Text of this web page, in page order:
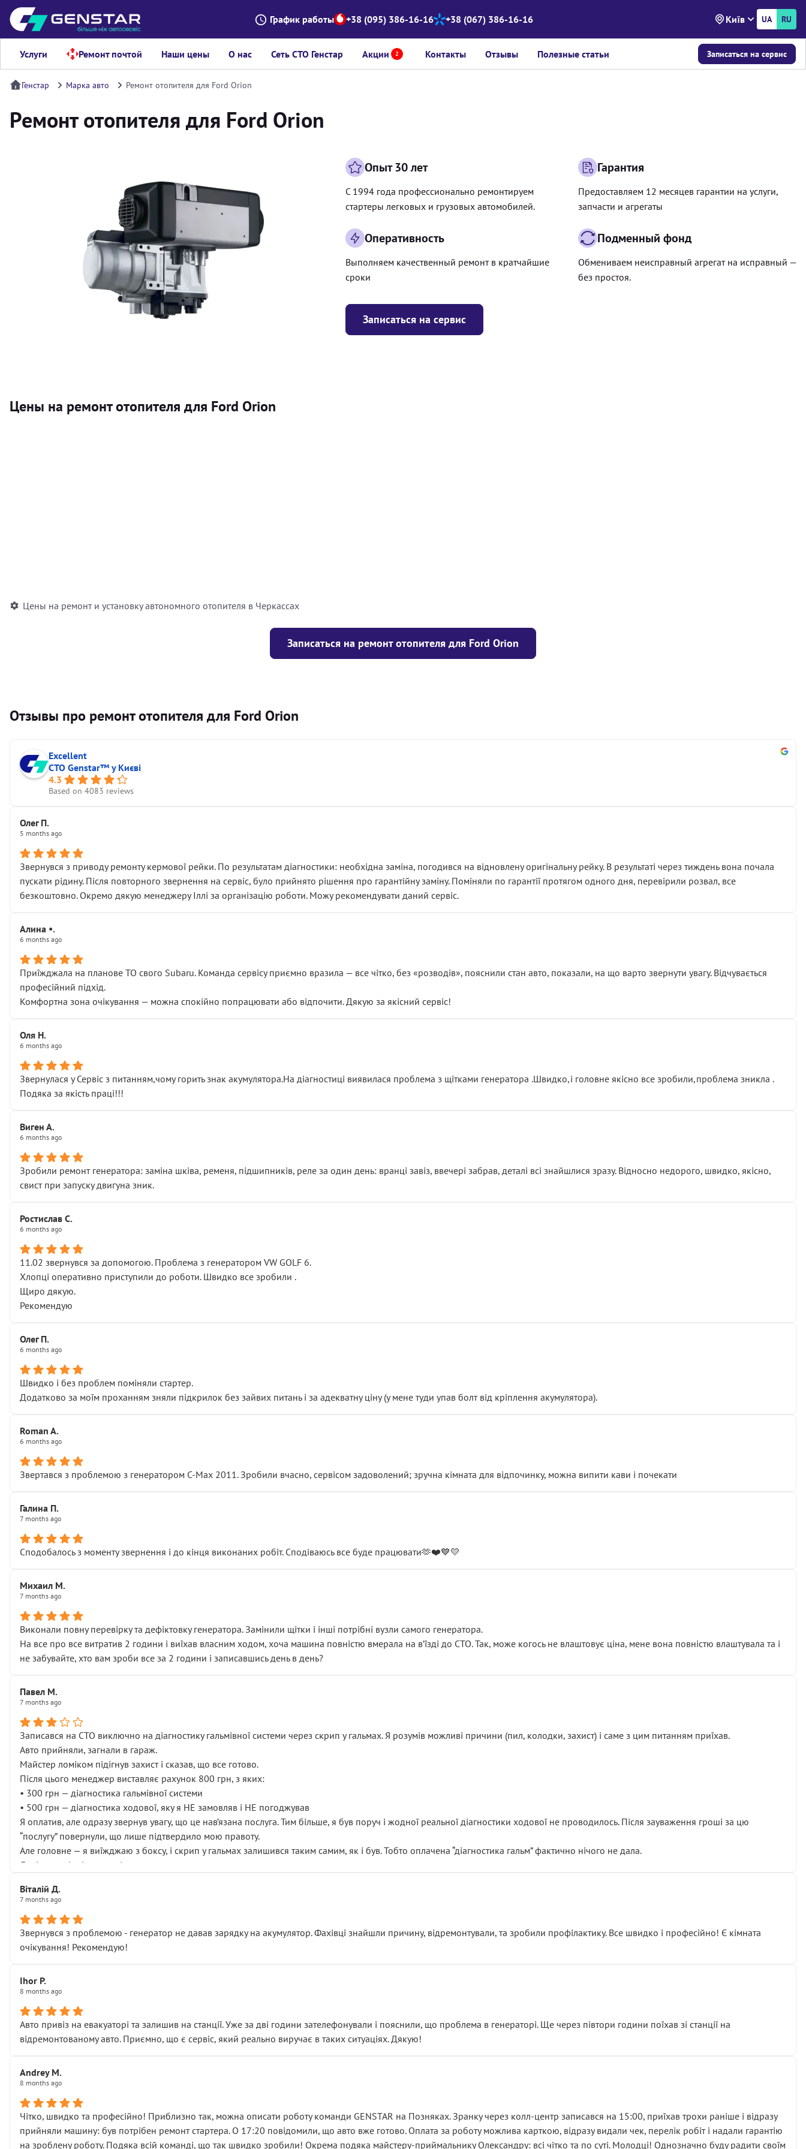
График работы +38 (095) 386-16-16 +38 (067) 386-16-16 Київ UA RU
Услуги Ремонт почтой Наши цены О нас Сеть СТО Генстар Акции 2 Контакты Отзывы Полезные статьи Записаться на сервис
Генстар Марка авто Ремонт отопителя для Ford Orion
Ремонт отопителя для Ford Orion
Записаться на сервис
Опыт 30 лет
С 1994 года профессионально ремонтируем
стартеры легковых и грузовых автомобилей.
Гарантия
Предоставляем 12 месяцев гарантии на услуги,
запчасти и агрегаты
Оперативность
Выполняем качественный ремонт в кратчайшие
сроки
Подменный фонд
Обмениваем неисправный агрегат на исправный —
без простоя.
Цены на ремонт отопителя для Ford Orion
Цены на ремонт и установку автономного отопителя в Черкассах
Записаться на ремонт отопителя для Ford Orion
Отзывы про ремонт отопителя для Ford Orion
Excellent
СТО Genstar™ у Києві
4.3
Based on 4083 reviews
Олег П.
5 months ago
Звернувся з приводу ремонту кермової рейки. По результатам діагностики: необхідна заміна, погодився на відновлену оригінальну рейку. В результаті через тиждень вона почала
пускати рідину. Після повторного звернення на сервіс, було прийнято рішення про гарантійну заміну. Поміняли по гарантії протягом одного дня, перевірили розвал, все
безкоштовно. Окремо дякую менеджеру Іллі за організацію роботи. Можу рекомендувати даний сервіс.
Алина •.
6 months ago
Приїжджала на планове ТО свого Subaru. Команда сервісу приємно вразила — все чітко, без «розводів», пояснили стан авто, показали, на що варто звернути увагу. Відчувається
професійний підхід.
Комфортна зона очікування — можна спокійно попрацювати або відпочити. Дякую за якісний сервіс!
Оля Н.
6 months ago
Звернулася у Сервіс з питанням,чому горить знак акумулятора.На діагностиці виявилася проблема з щітками генератора .Швидко,і головне якісно все зробили,проблема зникла .
Подяка за якість праці!!!
Виген А.
6 months ago
Зробили ремонт генератора: заміна шківа, ременя, підшипників, реле за один день: вранці завіз, ввечері забрав, деталі всі знайшлися зразу. Відносно недорого, швидко, якісно,
свист при запуску двигуна зник.
Ростислав С.
6 months ago
11.02 звернувся за допомогою. Проблема з генератором VW GOLF 6.
Хлопці оперативно приступили до роботи. Швидко все зробили .
Щиро дякую.
Рекомендую
Олег П.
6 months ago
Швидко і без проблем поміняли стартер.
Додатково за моїм проханням зняли підкрилок без зайвих питань і за адекватну ціну (у мене туди упав болт від кріплення акумулятора).
Roman A.
6 months ago
Звертався з проблемою з генератором C-Max 2011. Зробили вчасно, сервісом задоволений; зручна кімната для відпочинку, можна випити кави і почекати
Галина П.
7 months ago
Сподобалось з моменту звернення і до кінця виконаних робіт. Сподіваюсь все буде працювати🫶❤️💙💛
Михаил М.
7 months ago
Виконали повну перевірку та дефіктовку генератора. Замінили щітки і інші потрібні вузли самого генератора.
На все про все витратив 2 години і виїхав власним ходом, хоча машина повністю вмерала на вʼїзді до СТО. Так, може когось не влаштовує ціна, мене вона повністю влаштувала та і
не забувайте, хто вам зроби все за 2 години і записавшись день в день?
Павел М.
7 months ago
Записався на СТО виключно на діагностику гальмівної системи через скрип у гальмах. Я розумів можливі причини (пил, колодки, захист) і саме з цим питанням приїхав.
Авто прийняли, загнали в гараж.
Майстер ломіком підігнув захист і сказав, що все готово.
Після цього менеджер виставляє рахунок 800 грн, з яких:
• 300 грн — діагностика гальмівної системи
• 500 грн — діагностика ходової, яку я НЕ замовляв і НЕ погоджував
Я оплатив, але одразу звернув увагу, що це нав’язана послуга. Тим більше, я був поруч і жодної реальної діагностики ходової не проводилось. Після зауваження гроші за цю
“послугу” повернули, що лише підтвердило мою правоту.
Але головне — я виїжджаю з боксу, і скрип у гальмах залишився таким самим, як і був. Тобто оплачена “діагностика гальм” фактично нічого не дала.
Далі ситуація тільки погіршилась:
• що біля авто стояти вже не можна
( ну все зняли та доробили) дякую!
Окремий момент, який виглядає абсурдно:
мені заявили, що бачок гальмівної рідини потрібно міняти разом із головним гальмівним циліндром у зборі.
Що прикро — це не перший мій візит. Раніше міняв у вас стартер, і тоді сервіс наче справив хороше враження. Але згодом знайшов декілька гайок під лобовим склом. Мені
пояснили, що це “старі гайки, які відкручували”, і попросили не хвилюватися. ( надіюсь новий власник, не застяг в полі))
Але після нинішнього візиту такі дрібниці вже не здаються дрібницями.
Я — клієнт, який працює на довірі, і саме її цей сервіс серйозно підірвав.
Хотілося б більше:
• прозорості в роботах і рахунках
• реальної діагностики, а не формального “подивились і поїхав”
На жаль, складається враження, що сервіс працює не на якість, а “аби швидше і дорожче”. Саме це і псує загальне враження та бажання повертатися.
Стосовно комунікації - все добре
Віталій Д.
7 months ago
Звернувся з проблемою - генератор не давав зарядку на акумулятор. Фахівці знайшли причину, відремонтували, та зробили профілактику. Все швидко і професійно! Є кімната
очікування! Рекомендую!
Ihor P.
8 months ago
Авто привіз на евакуаторі та залишив на станції. Уже за дві години зателефонували і пояснили, що проблема в генераторі. Ще через півтори години поїхав зі станції на
відремонтованому авто. Приємно, що є сервіс, який реально виручає в таких ситуаціях. Дякую!
Andrey M.
8 months ago
Чітко, швидко та професійно! Приблизно так, можна описати роботу команди GENSTAR на Позняках. Зранку через колл-центр записався на 15:00, приїхав трохи раніше і відразу
прийняли машину: був потрібен ремонт стартера. О 17:20 повідомили, що авто вже готово. Оплата за роботу можлива карткою, відразу видали чек, перелік робіт і надали гарантію
на зроблену роботу. Подяка всій команді, що так швидко зробили! Окрема подяка майстеру-приймальнику Олександру: всі чітко та по суті. Молодці! Однозначно буду радити своїм